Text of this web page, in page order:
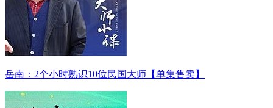
岳南：2个小时熟识10位民国大师【单集售卖】